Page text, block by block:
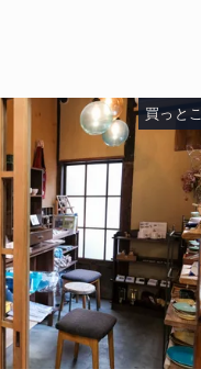
買っとこ